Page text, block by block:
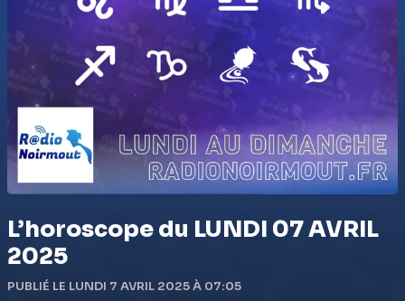
L’horoscope du LUNDI 07 AVRIL
2025
PUBLIÉ LE LUNDI 7 AVRIL 2025 À 07:05